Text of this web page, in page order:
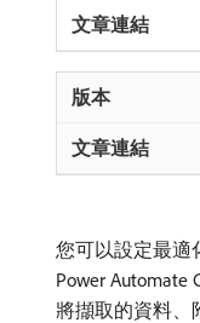
您可以設定最適
Power Automate
將擷取的資料、